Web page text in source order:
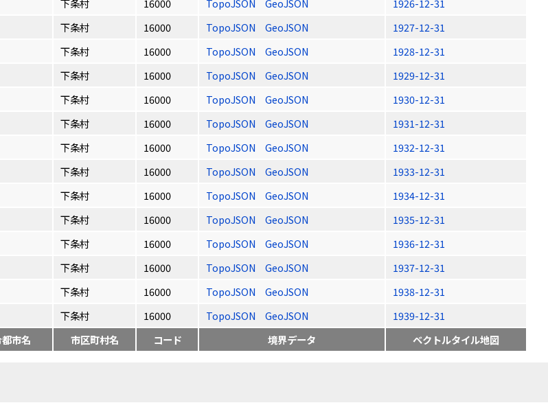
下条村 16000 TopoJSON GeoJSON
1926-12-31
下条村 16000 TopoJSON GeoJSON
1927-12-31
下条村 16000 TopoJSON GeoJSON
1928-12-31
下条村 16000 TopoJSON GeoJSON
1929-12-31
下条村 16000 TopoJSON GeoJSON
1930-12-31
下条村 16000 TopoJSON GeoJSON
1931-12-31
下条村 16000 TopoJSON GeoJSON
1932-12-31
下条村 16000 TopoJSON GeoJSON
1933-12-31
下条村 16000 TopoJSON GeoJSON
1934-12-31
下条村 16000 TopoJSON GeoJSON
1935-12-31
下条村 16000 TopoJSON GeoJSON
1936-12-31
下条村 16000 TopoJSON GeoJSON
1937-12-31
下条村 16000 TopoJSON GeoJSON
1938-12-31
下条村 16000 TopoJSON GeoJSON
1939-12-31
市名 市区町村名 コード 境界データ ベクトルタイル地図